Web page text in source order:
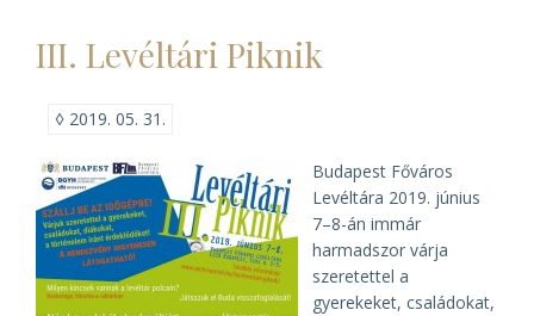
III. Levéltári Piknik
◊ 2019. 05. 31.
Budapest Főváros
Levéltára 2019. június
7–8-án immár
harmadszor várja
szeretettel a
gyerekeket, családokat,